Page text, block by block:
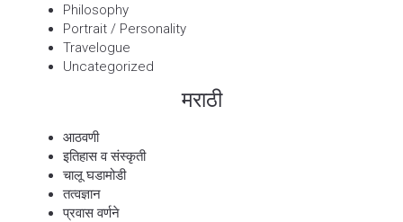
Philosophy
Portrait / Personality
Travelogue
Uncategorized
मराठी
आठवणी
इतिहास व संस्कृती
चालू घडामोडी
तत्वज्ञान
प्रवास वर्णने